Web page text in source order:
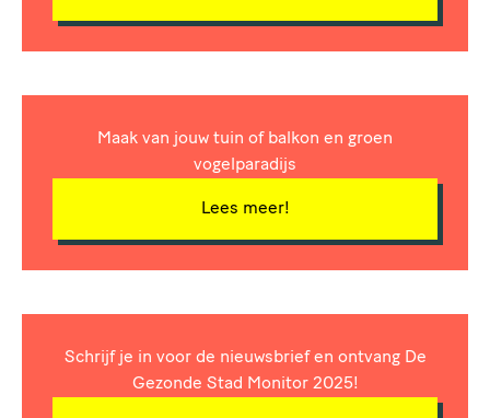
Maak van jouw tuin of balkon en groen
vogelparadijs
Lees meer!
Schrijf je in voor de nieuwsbrief en ontvang De
Gezonde Stad Monitor 2025!